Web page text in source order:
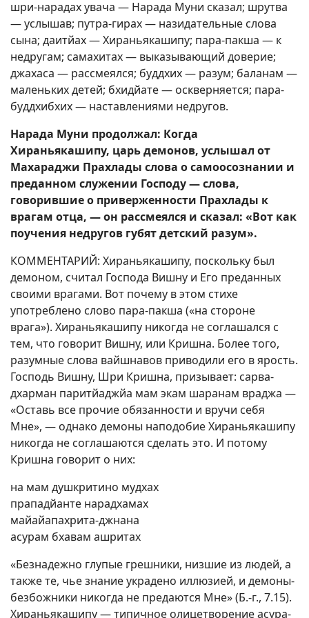
шри-нарадах увача — Нарада Муни сказал; шрутва
— услышав; путра-гирах — назидательные слова
сына; даитйах — Хираньякашипу; пара-пакша — к
недругам; самахитах — выказывающий доверие;
джахаса — рассмеялся; буддхих — разум; баланам —
маленьких детей; бхидйате — оскверняется; пара-
буддхибхих — наставлениями недругов.
Нарада Муни продолжал: Когда
Хираньякашипу, царь демонов, услышал от
Махараджи Прахлады слова о самоосознании и
преданном служении Господу — слова,
говорившие о приверженности Прахлады к
врагам отца, — он рассмеялся и сказал: «Вот как
поучения недругов губят детский разум».
КОММЕНТАРИЙ: Хираньякашипу, поскольку был
демоном, считал Господа Вишну и Его преданных
своими врагами. Вот почему в этом стихе
употреблено слово пара-пакша («на стороне
врага»). Хираньякашипу никогда не соглашался с
тем, что говорит Вишну, или Кришна. Более того,
разумные слова вайшнавов приводили его в ярость.
Господь Вишну, Шри Кришна, призывает: сарва-
дхарман паритйаджйа мам экам шаранам враджа —
«Оставь все прочие обязанности и вручи себя
Мне», — однако демоны наподобие Хираньякашипу
никогда не соглашаются сделать это. И потому
Кришна говорит о них:
на мам душкритино мудхах
прападйанте нарадхамах
майайапахрита-джнана
асурам бхавам ашритах
«Безнадежно глупые грешники, низшие из людей, а
также те, чье знание украдено иллюзией, и демоны-
безбожники никогда не предаются Мне» (Б.-г., 7.15).
Хираньякашипу — типичное олицетворение асура-